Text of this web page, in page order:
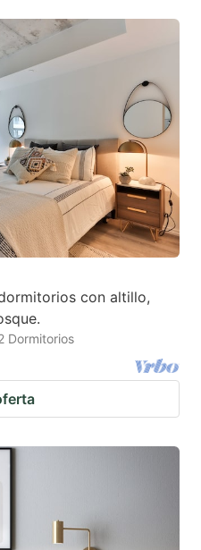
con altillo,
Dormitorios